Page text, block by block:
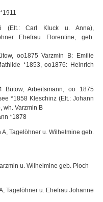
(Elt.: Carl Kluck u. Anna),
Ehefrau Florentine, geb.
oo1875 Varzmin B: Emilie
*1853, oo1876: Heinrich
Bütow, Arbeitsmann, oo 1875
*1858 Kleschinz (Elt.: Johann
wh. Varzmin B
*1878
Tagelöhner u. Wilhelmine geb.
u. Wilhelmine geb. Pioch
Tagelöhner u. Ehefrau Johanne